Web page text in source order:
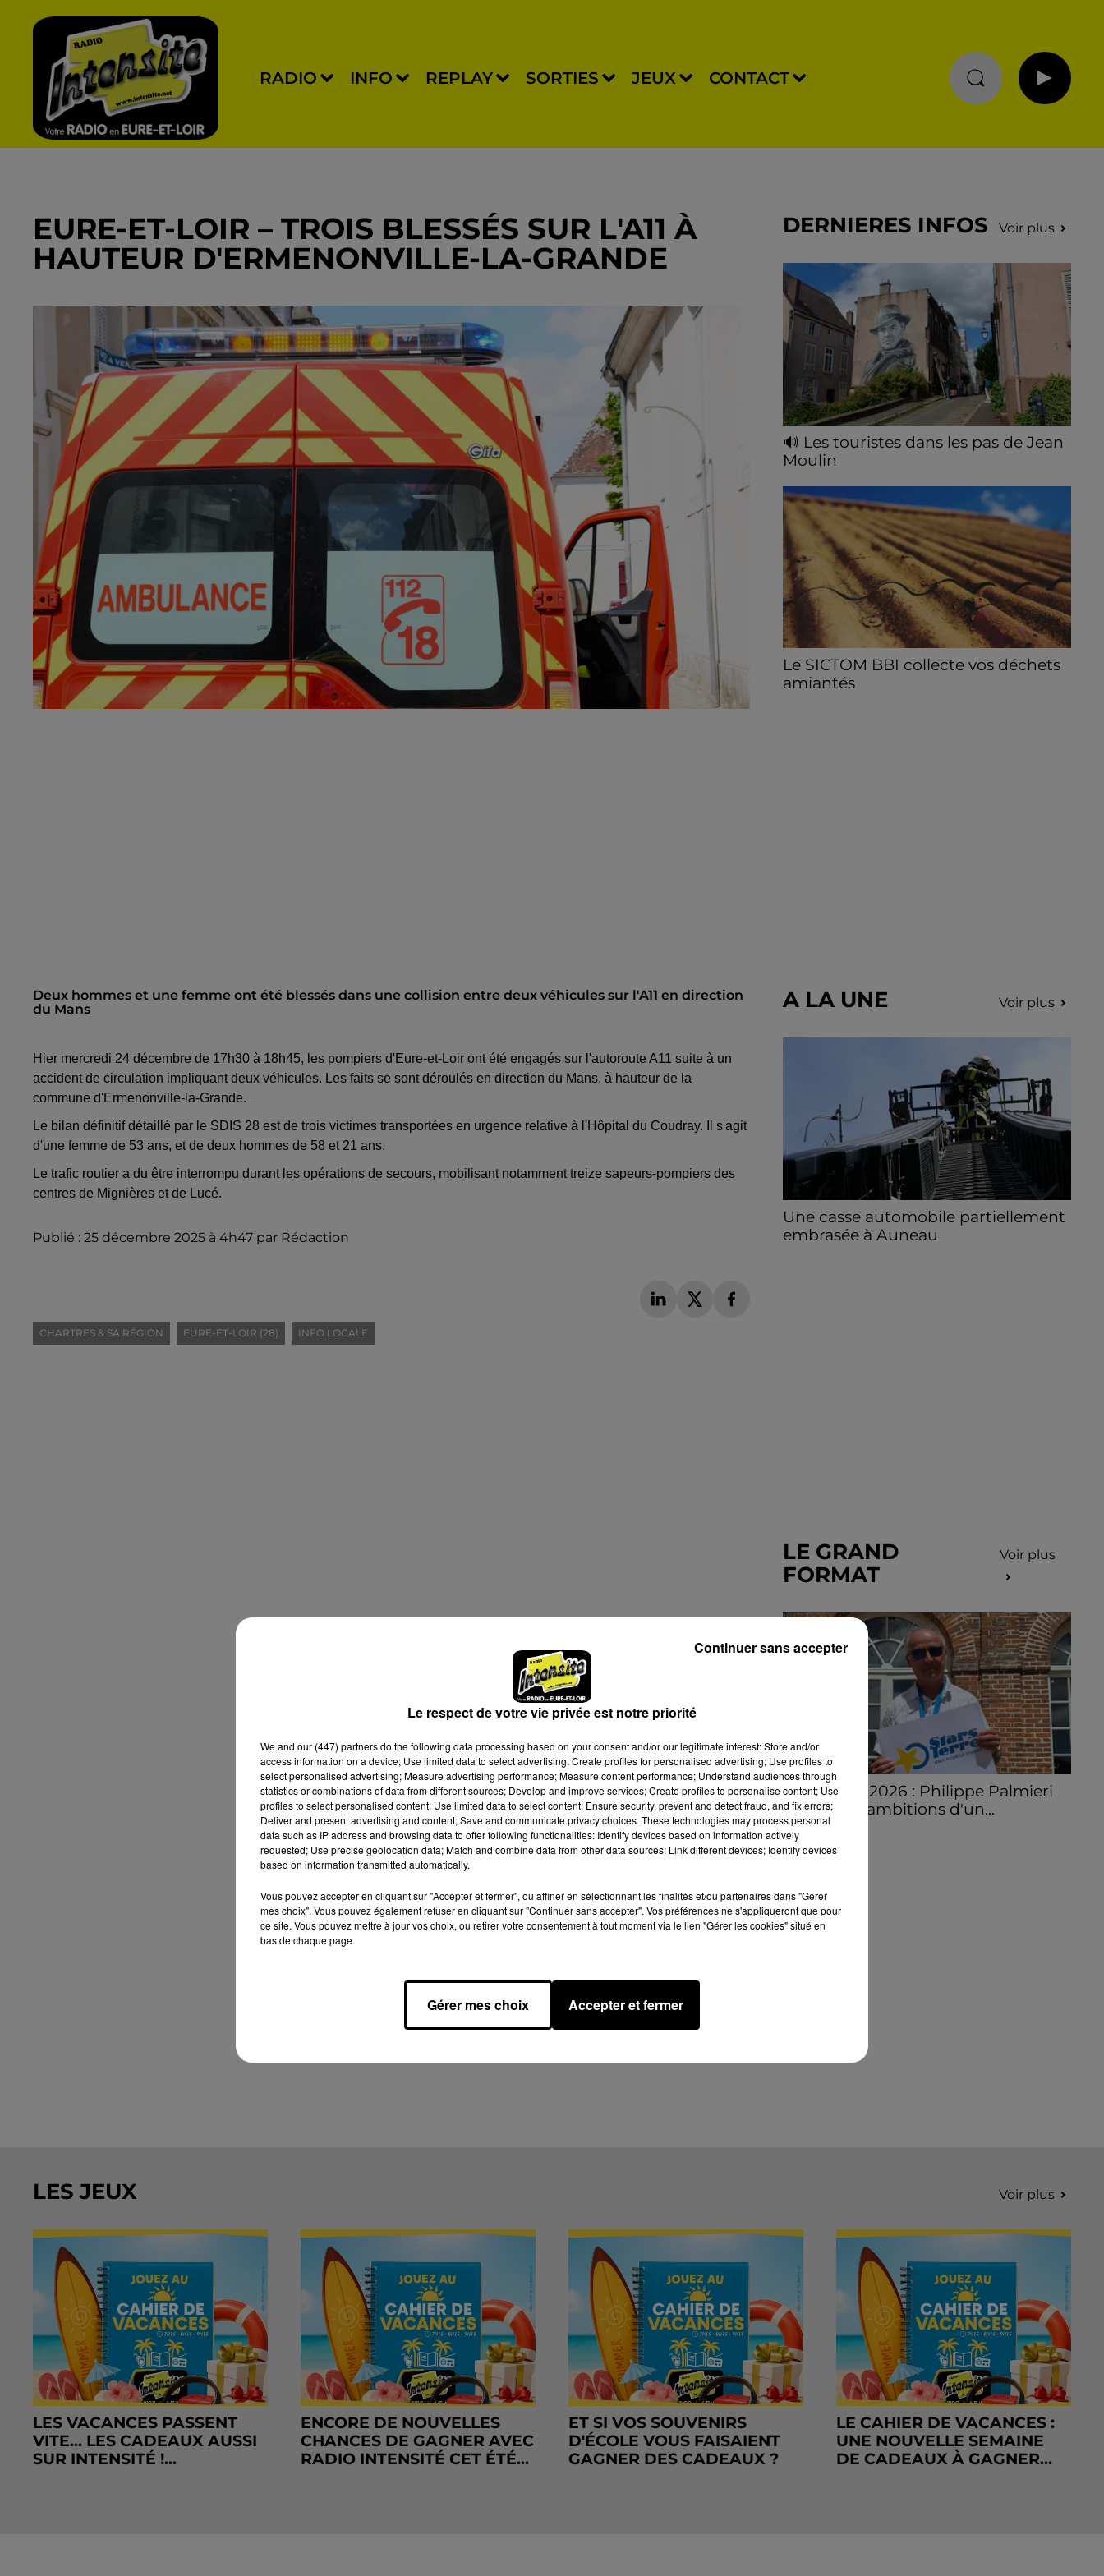
RADIO INFO REPLAY SORTIES JEUX CONTACT
EURE-ET-LOIR – TROIS BLESSÉS SUR L'A11 À
HAUTEUR D'ERMENONVILLE-LA-GRANDE
Deux hommes et une femme ont été blessés dans une collision entre deux véhicules sur l'A11 en direction
du Mans
Hier mercredi 24 décembre de 17h30 à 18h45, les pompiers d'Eure-et-Loir ont été engagés sur l'autoroute A11 suite à un
accident de circulation impliquant deux véhicules. Les faits se sont déroulés en direction du Mans, à hauteur de la
commune d'Ermenonville-la-Grande.
Le bilan définitif détaillé par le SDIS 28 est de trois victimes transportées en urgence relative à l'Hôpital du Coudray. Il s'agit
d'une femme de 53 ans, et de deux hommes de 58 et 21 ans.
Le trafic routier a du être interrompu durant les opérations de secours, mobilisant notamment treize sapeurs-pompiers des
centres de Mignières et de Lucé.
Publié : 25 décembre 2025 à 4h47 par Rédaction
CHARTRES & SA RÉGION EURE-ET-LOIR (28) INFO LOCALE
DERNIERES INFOS Voir plus
🔊 Les touristes dans les pas de Jean
Moulin
les sorties estivales de Chartres Tourisme.
Le SICTOM BBI collecte vos déchets
amiantés
A LA UNE Voir plus
Une casse automobile partiellement
embrasée à Auneau
LE GRAND
FORMAT
Voir plus
Stars'Terre 2026 : Philippe Palmieri
dévoile les ambitions d'un...
À quelques semaines de la première
édition de Stars'Terre, organisée du 18 au 20
LES JEUX Voir plus
LES VACANCES PASSENT
VITE... LES CADEAUX AUSSI
SUR INTENSITÉ !...
ENCORE DE NOUVELLES
CHANCES DE GAGNER AVEC
RADIO INTENSITÉ CET ÉTÉ...
ET SI VOS SOUVENIRS
D'ÉCOLE VOUS FAISAIENT
GAGNER DES CADEAUX ?
LE CAHIER DE VACANCES :
UNE NOUVELLE SEMAINE
DE CADEAUX À GAGNER...
Le respect de votre vie privée est notre priorité
We and our (447) partnersdo the following data processing based on your consent and/or our legitimate interest: Store and/or
access information on a device; Use limited data to select advertising; Create profiles for personalised advertising; Use profiles to
select personalised advertising; Measure advertising performance; Measure content performance; Understand audiences through
statistics or combinations of data from different sources; Develop and improve services; Create profiles to personalise content; Use
profiles to select personalised content; Use limited data to select content; Ensure security, prevent and detect fraud, and fix errors;
Deliver and present advertising and content; Save and communicate privacy choices. These technologies may process personal
data such as IP address and browsing data to offer following functionalities: Identify devices based on information actively
requested; Use precise geolocation data; Match and combine data from other data sources; Link different devices; Identify devices
based on information transmitted automatically.
Vous pouvez accepter en cliquant sur "Accepter et fermer", ou affiner en sélectionnant les finalités et/ou partenaires dans "Gérer
mes choix". Vous pouvez également refuser en cliquant sur "Continuer sans accepter". Vos préférences ne s'appliqueront que pour
ce site. Vous pouvez mettre à jour vos choix, ou retirer votre consentement à tout moment via le lien "Gérer les cookies" situé en
bas de chaque page.
Gérer mes choix Accepter et fermer
Continuer sans accepter